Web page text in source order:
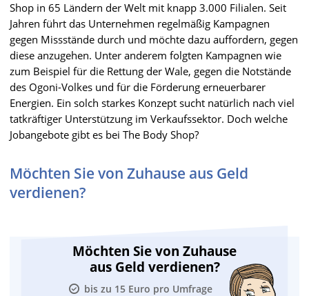
Shop in 65 Ländern der Welt mit knapp 3.000 Filialen. Seit
Jahren führt das Unternehmen regelmäßig Kampagnen
gegen Missstände durch und möchte dazu auffordern, gegen
diese anzugehen. Unter anderem folgten Kampagnen wie
zum Beispiel für die Rettung der Wale, gegen die Notstände
des Ogoni-Volkes und für die Förderung erneuerbarer
Energien. Ein solch starkes Konzept sucht natürlich nach viel
tatkräftiger Unterstützung im Verkaufssektor. Doch welche
Jobangebote gibt es bei The Body Shop?
Möchten Sie von Zuhause aus Geld
verdienen?
Möchten Sie von Zuhause
aus Geld verdienen?
bis zu 15 Euro pro Umfrage